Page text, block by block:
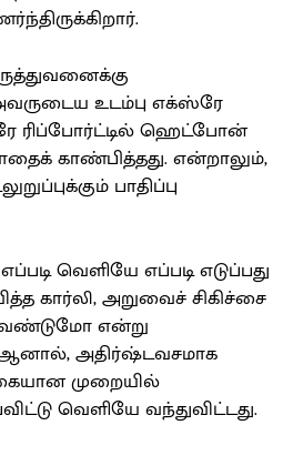
உடம்பு எக்ஸ்ரே
ரிப்போர்ட்டில் ஹெட்போன்
காண்பித்தது. என்றாலும்,
பாதிப்பு
வெளியே எப்படி எடுப்பது
கார்லி, அறுவைச் சிகிச்சை
என்று
ஆனால், அதிர்ஷ்டவசமாக
முறையில்
வெளியே வந்துவிட்டது.